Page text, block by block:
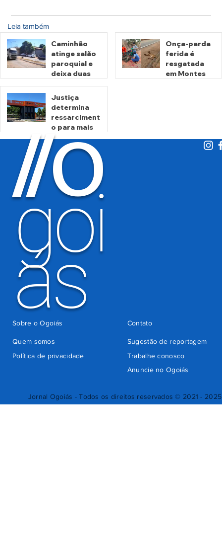
Leia também
Caminhão
atinge salão
paroquial e
deixa duas
mortas em
Crixás
há 3 dias
Onça-parda
ferida é
resgatada
em Montes
Justiça
determina
ressarciment
o para mais
de 600 mil
motoristas
por
cobrança
indevida do
Detran-GO
há 6 dias
Jornal Ogoiás - Todos os direitos reservados © 2021 - 2025
//O
goi
ás
Quem somos
Sugestão de reportagem
Trabalhe conosco
Política de privacidade
Anuncie no Ogoiás
Contato
Sobre o Ogoiás